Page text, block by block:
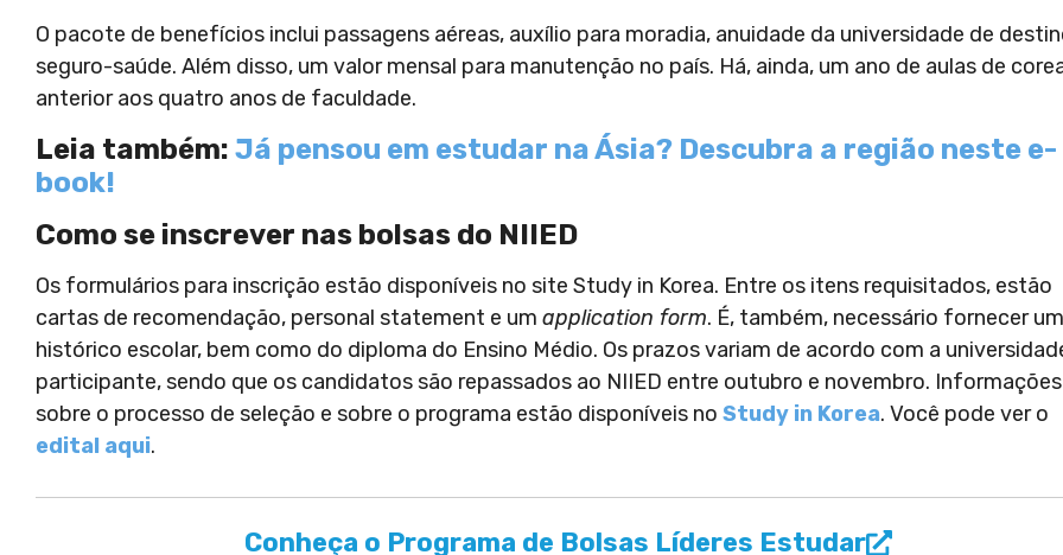
O pacote de benefícios inclui passagens aéreas, auxílio para moradia, anuidade da universidade de
seguro-saúde. Além disso, um valor mensal para manutenção no país. Há, ainda, um ano de aulas de
anterior aos quatro anos de faculdade.
Leia também: Já pensou em estudar na Ásia? Descubra a região neste e-
book!
Como se inscrever nas bolsas do NIIED
Os formulários para inscrição estão disponíveis no site Study in Korea. Entre os itens requisitados, estão
cartas de recomendação, personal statement e um application form. É, também, necessário fornecer um
histórico escolar, bem como do diploma do Ensino Médio. Os prazos variam de acordo com a
participante, sendo que os candidatos são repassados ao NIIED entre outubro e novembro. Informações
sobre o processo de seleção e sobre o programa estão disponíveis no Study in Korea. Você pode ver o
edital aqui.
Conheça o Programa de Bolsas Líderes Estudar